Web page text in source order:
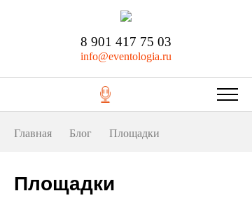
8 901 417 75 03
info@eventologia.ru
Главная Блог Площадки
Площадки